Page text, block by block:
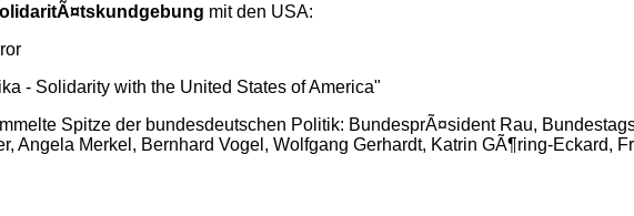
mit den USA:
- Solidarity with the United States of America"
Spitze der bundesdeutschen Politik: BundesprÃ¤sident Rau,
Angela Merkel, Bernhard Vogel, Wolfgang Gerhardt, Katrin GÃ¶ring-Eckard,